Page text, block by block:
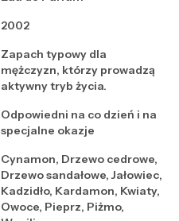
2002
Zapach typowy dla
mężczyzn, którzy prowadzą
aktywny tryb życia.
Odpowiedni na co dzień i na
specjalne okazje
Cynamon, Drzewo cedrowe,
Drzewo sandałowe, Jałowiec,
Kadzidło, Kardamon, Kwiaty,
Owoce, Pieprz, Piżmo,